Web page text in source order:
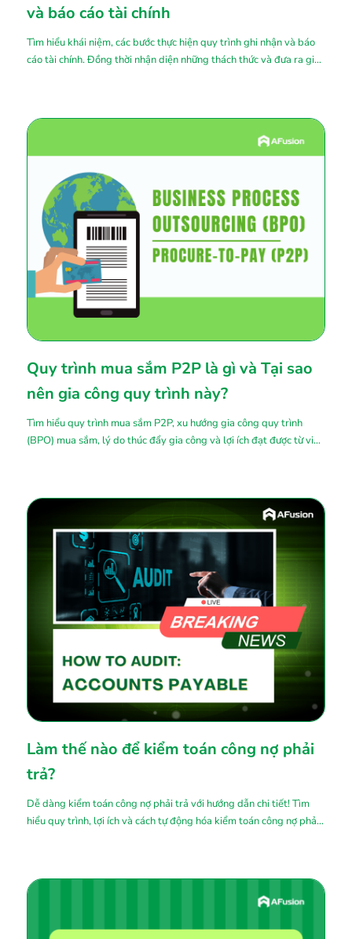
và báo cáo tài chính
Tìm hiểu khái niệm, các bước thực hiện quy trình ghi nhận và báo
cáo tài chính. Đồng thời nhận diện những thách thức và đưa ra giải
Quy trình mua sắm P2P là gì và Tại sao
nên gia công quy trình này?
Tìm hiểu quy trình mua sắm P2P, xu hướng gia công quy trình
(BPO) mua sắm, lý do thúc đẩy gia công và lợi ích đạt được từ việc
Làm thế nào để kiểm toán công nợ phải
trả?
Dễ dàng kiểm toán công nợ phải trả với hướng dẫn chi tiết! Tìm
hiểu quy trình, lợi ích và cách tự động hóa kiểm toán công nợ phải